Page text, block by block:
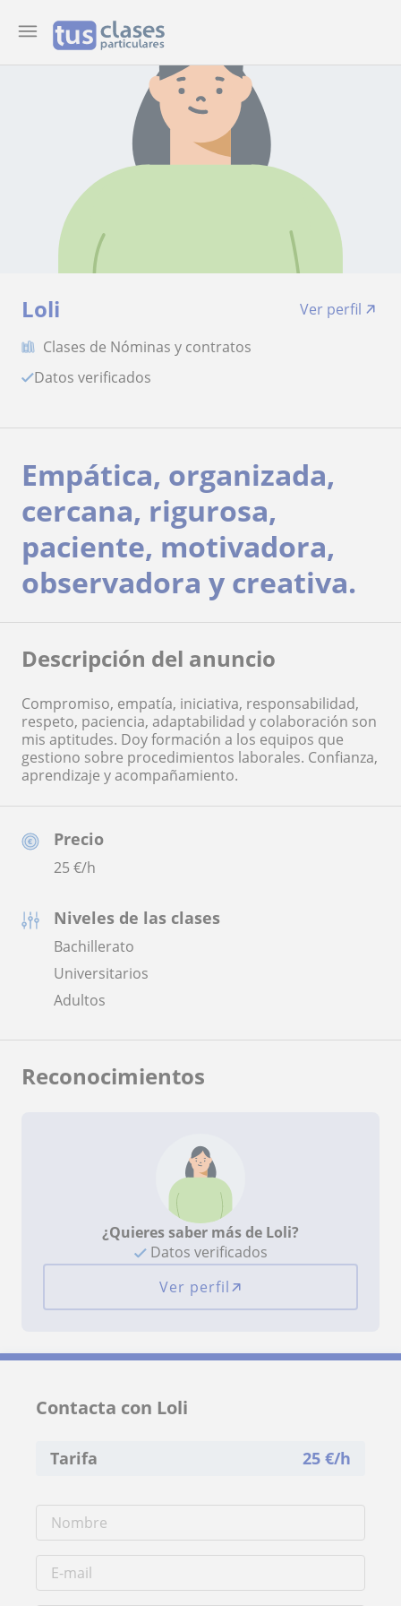
Loli
Ver perfil
Clases de Nóminas y contratos
Datos verificados
Precio
25€/h
Niveles de las clases
Bachillerato
Universitarios
Adultos
Empática, organizada,
cercana, rigurosa,
paciente, motivadora,
observadora y creativa.
Descripción del anuncio
Compromiso, empatía, iniciativa, responsabilidad,
respeto, paciencia, adaptabilidad y colaboración son
mis aptitudes. Doy formación a los equipos que
gestiono sobre procedimientos laborales. Confianza,
aprendizaje y acompañamiento.
Reconocimientos
¿Quieres saber más de Loli?
Datos verificados
Ver perfil
Contacta con Loli
Tarifa 25 €/h